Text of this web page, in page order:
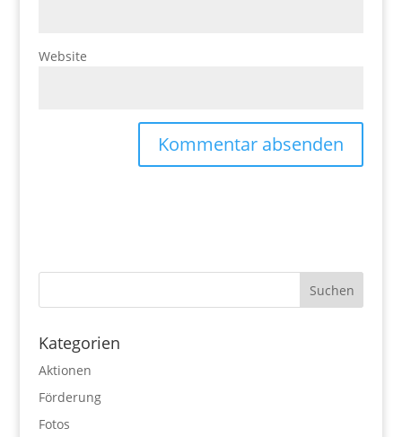
Website
Kategorien
Aktionen
Förderung
Fotos